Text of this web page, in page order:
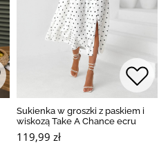
Sukienka w groszki z paskiem i
wiskozą Take A Chance ecru
119,99 zł